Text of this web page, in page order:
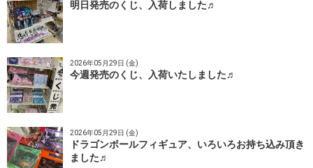
明日発売のくじ、入荷しました♬
2026年05月29日 (金)
今週発売のくじ、入荷いたしました♬
2026年05月29日 (金)
ドラゴンボールフィギュア、いろいろお持ち込み頂き
ました♬